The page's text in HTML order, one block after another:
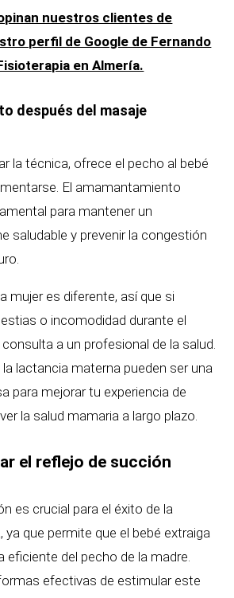
nuestros clientes de
perfil de Google de Fernando
en Almería.
después del masaje
la técnica, ofrece el pecho al bebé
El amamantamiento
para mantener un
saludable y prevenir la congestión
mujer es diferente, así que si
o incomodidad durante el
a un profesional de la salud.
lactancia materna pueden ser una
para mejorar tu experiencia de
la salud mamaria a largo plazo.
el reflejo de succión
es crucial para el éxito de la
ya que permite que el bebé extraiga
eficiente del pecho de la madre.
efectivas de estimular este